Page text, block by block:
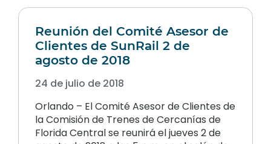
Reunión del Comité Asesor de
Clientes de SunRail 2 de
agosto de 2018
24 de julio de 2018
Orlando – El Comité Asesor de Clientes de
la Comisión de Trenes de Cercanías de
Florida Central se reunirá el jueves 2 de